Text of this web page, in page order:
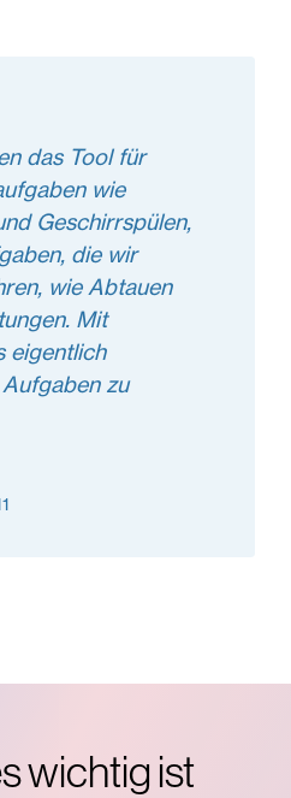
das Tool für
wie
Geschirrspülen,
die wir
wie Abtauen
Mit
eigentlich
zu
wichtig ist